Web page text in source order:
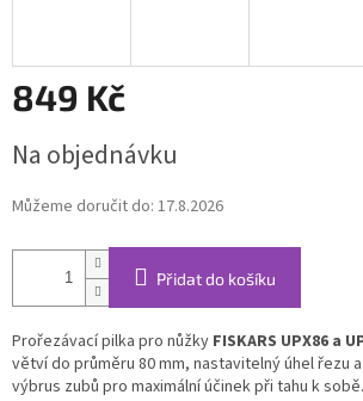
849 Kč
cena:
Na objednávku
Můžeme doručit do: 17.8.2026
Přidat do košíku
Prořezávací pilka pro nůžky FISKARS UPX86 a
větví do průměru 80 mm, nastavitelný úhel řezu
výbrus zubů pro maximální účinek při tahu k sobě.